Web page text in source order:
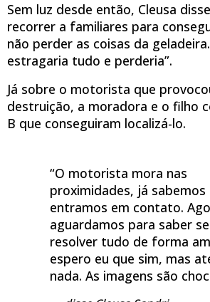
Sem luz desde então, Cleusa
recorrer a familiares para
não perder as coisas da geladeira.
estragaria tudo e perderia”.
Já sobre o motorista que
destruição, a moradora e o filho
B que conseguiram localizá-lo.
“O motorista mora nas
proximidades, já sabemos
entramos em contato.
aguardamos para saber
resolver tudo de forma
espero eu que sim, mas
nada. As imagens são